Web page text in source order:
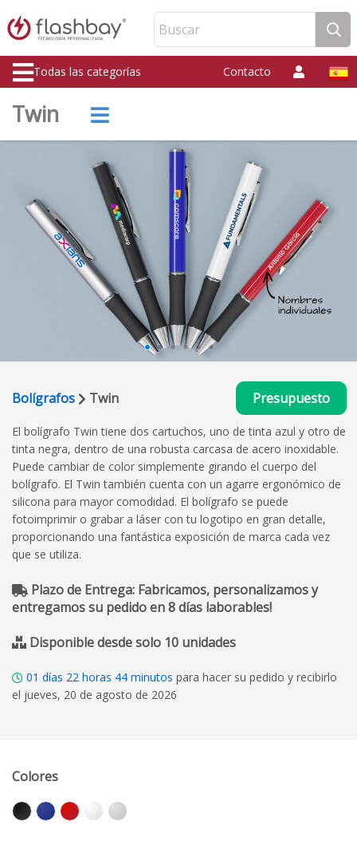
Buscar
Todas las categorías Contacto
Twin
Bolígrafos Twin Presupuesto
El bolígrafo Twin tiene dos cartuchos, uno de tinta azul y otro de
tinta negra, dentro de una robusta carcasa de acero inoxidable.
Puede cambiar de color simplemente girando el cuerpo del
bolígrafo. El Twin también cuenta con un agarre ergonómico de
silicona para mayor comodidad. El bolígrafo se puede
fotoimprimir o grabar a láser con tu logotipo en gran detalle,
proporcionando una fantástica exposición de marca cada vez
que se utiliza.
Plazo de Entrega: Fabricamos, personalizamos y
entregamos su pedido en 8 días laborables!
Disponible desde solo 10 unidades
01 días 22 horas 44 minutos para hacer su pedido y recibirlo
el jueves, 20 de agosto de 2026
Colores